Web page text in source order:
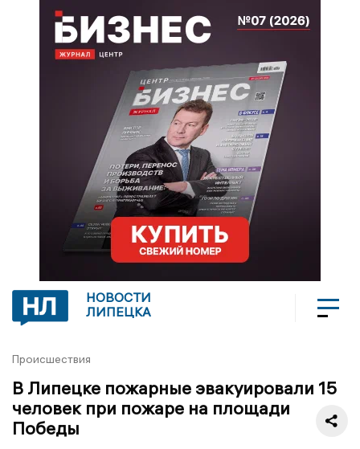
НОВОСТИ
ЛИПЕЦКА
Происшествия
В Липецке пожарные эвакуировали 15
человек при пожаре на площади
Победы